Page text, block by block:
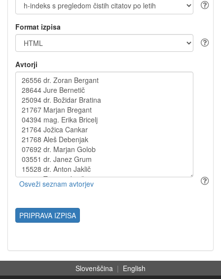
Format izpisa
Avtorji
PRIPRAVA IZPISA
Slovenščina | English